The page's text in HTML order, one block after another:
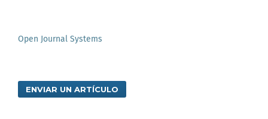
Open Journal Systems
ENVIAR UN ARTÍCULO